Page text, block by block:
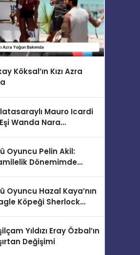
Köksal’ın Kızı Azra
Mauro Icardi
Wanda Nara
Oyuncu Pelin Akil:
Dönemimde
Oyuncu Hazal Kaya’nın
Köpeği Sherlock
Yıldızı Eray Özbal’ın
Değişimi